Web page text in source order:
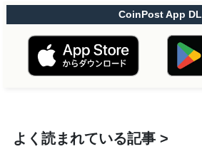
CoinPost App DL
よく読まれている記事